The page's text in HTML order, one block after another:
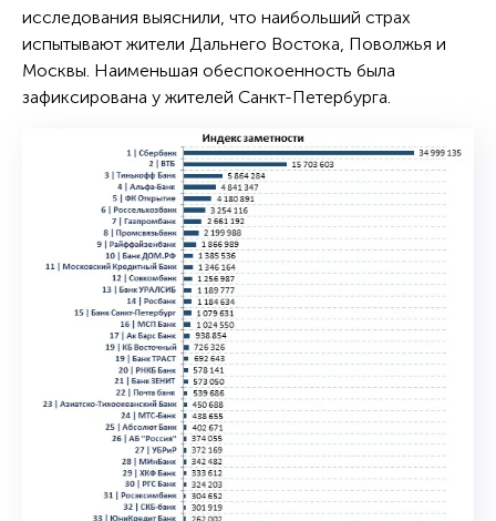
исследования выяснили, что наибольший страх
испытывают жители Дальнего Востока, Поволжья и
Москвы. Наименьшая обеспокоенность была
зафиксирована у жителей Санкт-Петербурга.